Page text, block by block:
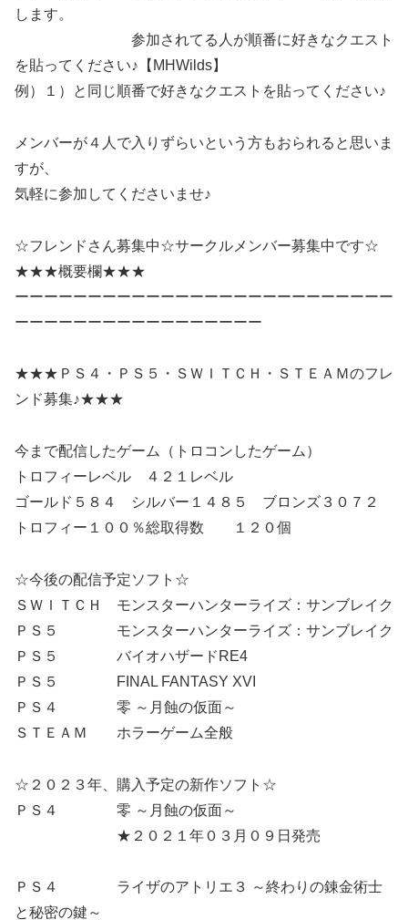
します。
参加されてる人が順番に好きなクエスト
を貼ってください♪【MHWilds】
例）１）と同じ順番で好きなクエストを貼ってください♪
メンバーが４人で入りずらいという方もおられると思いま
すが、
気軽に参加してくださいませ♪
☆フレンドさん募集中☆サークルメンバー募集中です☆
★★★概要欄★★★
ーーーーーーーーーーーーーーーーーーーーーーーーーー
ーーーーーーーーーーーーーーーーー
★★★ＰＳ４・ＰＳ５・ＳＷＩＴＣＨ・ＳＴＥＡＭのフレ
ンド募集♪★★★
今まで配信したゲーム（トロコンしたゲーム）
トロフィーレベル ４２１レベル
ゴールド５８４ シルバー１４８５ ブロンズ３０７２
トロフィー１００％総取得数 １２０個
☆今後の配信予定ソフト☆
ＳＷＩＴＣＨ モンスターハンターライズ：サンブレイク
ＰＳ５ モンスターハンターライズ：サンブレイク
ＰＳ５ バイオハザードRE4
ＰＳ５ FINAL FANTASY XVI
ＰＳ４ 零 ～月蝕の仮面～
ＳＴＥＡＭ ホラーゲーム全般
☆２０２３年、購入予定の新作ソフト☆
ＰＳ４ 零 ～月蝕の仮面～
★２０２１年０３月０９日発売
ＰＳ４ ライザのアトリエ３ ～終わりの錬金術士
と秘密の鍵～